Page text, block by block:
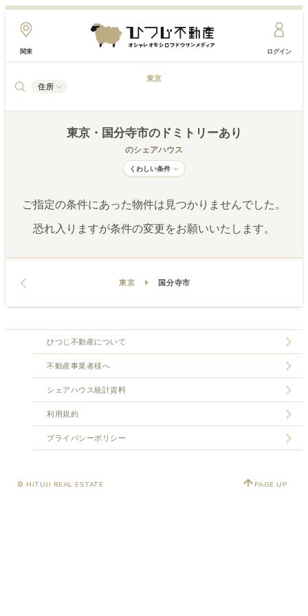
関東 ログイン
住所
東京
東京・国分寺市のドミトリーあり
のシェアハウス
くわしい条件
ご指定の条件にあった物件は見つかりませんでした。
恐れ入りますが条件の変更をお願いいたします。
東京 国分寺市
ひつじ不動産について
不動産事業者様へ
シェアハウス統計資料
利用規約
プライバシーポリシー
© HITUJI REAL ESTATE PAGE UP